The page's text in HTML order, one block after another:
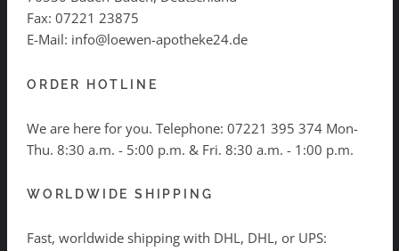
Fax: 07221 23875
E-Mail: info@loewen-apotheke24.de
ORDER HOTLINE
We are here for you. Telephone: 07221 395 374 Mon-
Thu. 8:30 a.m. - 5:00 p.m. & Fri. 8:30 a.m. - 1:00 p.m.
WORLDWIDE SHIPPING
Fast, worldwide shipping with DHL, DHL, or UPS: